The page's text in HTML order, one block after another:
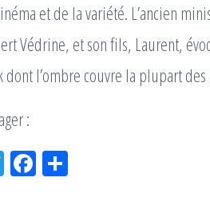
et de la variété. L’ancien
Védrine, et son fils, Laurent,
dont l’ombre couvre la plupart
:
Tw Fac